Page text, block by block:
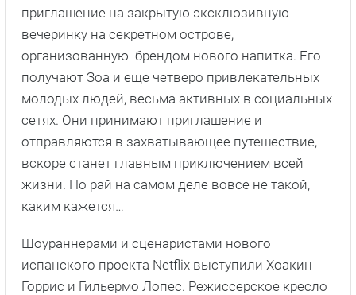
приглашение на закрытую эксклюзивную
вечеринку на секретном острове,
организованную брендом нового напитка. Его
получают Зоа и еще четверо привлекательных
молодых людей, весьма активных в социальных
сетях. Они принимают приглашение и
отправляются в захватывающее путешествие,
вскоре станет главным приключением всей
жизни. Но рай на самом деле вовсе не такой,
каким кажется…
Шоураннерами и сценаристами нового
испанского проекта Netflix выступили Хоакин
Горрис и Гильермо Лопес. Режиссерское кресло